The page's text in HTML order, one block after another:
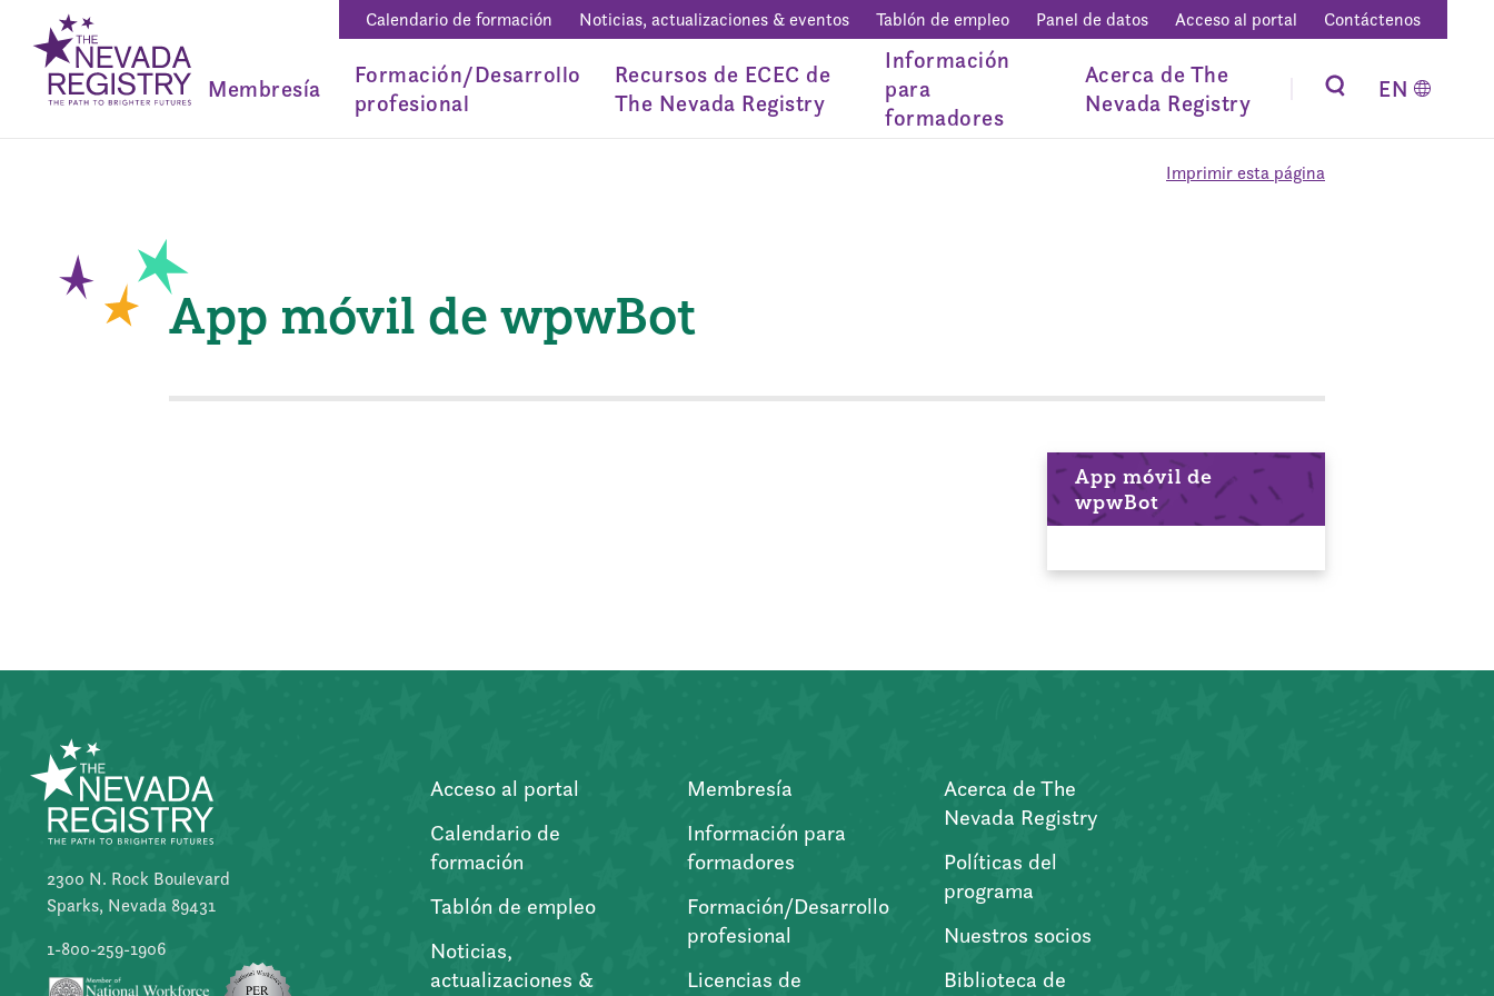
Calendario de formación Noticias, actualizaciones & eventos Tablón de empleo Panel de datos Acceso al portal Contáctenos
Membresía
Formación/Desarrollo
profesional
Recursos de ECEC de
The Nevada Registry
Información
para
formadores
Acerca de The
Nevada Registry
EN
Imprimir esta página
App móvil de wpwBot
App móvil de
wpwBot
2300 N. Rock Boulevard
Sparks, Nevada 89431
1-800-259-1906
Acceso al portal
Calendario de
formación
Tablón de empleo
Noticias,
actualizaciones &
Membresía
Información para
formadores
Formación/Desarrollo
profesional
Licencias de
Acerca de The
Nevada Registry
Políticas del
programa
Nuestros socios
Biblioteca de